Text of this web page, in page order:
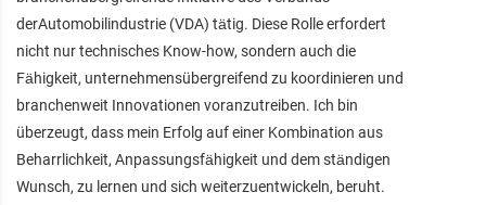
derAutomobilindustrie (VDA) tätig. Diese Rolle erfordert
nicht nur technisches Know-how, sondern auch die
Fähigkeit, unternehmensübergreifend zu koordinieren und
branchenweit Innovationen voranzutreiben. Ich bin
überzeugt, dass mein Erfolg auf einer Kombination aus
Beharrlichkeit, Anpassungsfähigkeit und dem ständigen
Wunsch, zu lernen und sich weiterzuentwickeln, beruht.